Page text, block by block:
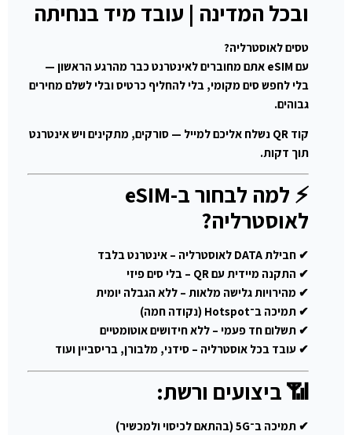
ובכל המדינה | עובד מיד בנחיתה
טסים לאוסטרליה?
עם eSIM אתם מחוברים לאינטרנט כבר מהרגע הראשון —
בלי לחפש סים מקומי, בלי להחליף כרטיס ובלי לשלם מחירים
גבוהים.
קוד QR נשלח אליכם למייל — סורקים, מתקינים ויש אינטרנט
תוך דקות.
⚡ למה לבחור ב-eSIM
לאוסטרליה?
✔ חבילת DATA לאוסטרליה – אינטרנט בלבד
✔ התקנה מיידית עם QR – בלי סים פיזי
✔ מהירויות גלישה מלאות – ללא הגבלה יומית
✔ תמיכה ב־Hotspot (נקודה חמה)
✔ תשלום חד פעמי – ללא חידושים אוטומטיים
✔ עובד בכל אוסטרליה – סידני, מלבורן, בריסביין ועוד
📶 ביצועים ורשת:
✔ תמיכה ב־5G (בהתאם לכיסוי ולמכשיר)